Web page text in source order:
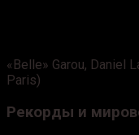
«Belle» Garou, Daniel
Paris)
Рекорды и